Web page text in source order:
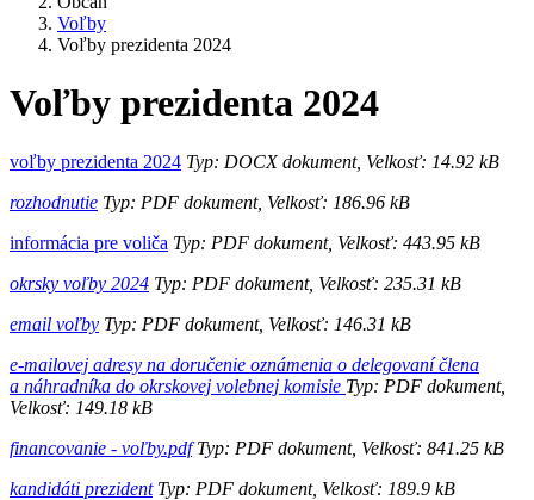
Voľby
Voľby prezidenta 2024
Voľby prezidenta 2024
voľby prezidenta 2024 Typ: DOCX dokument, Velkosť: 14.92 kB
rozhodnutie Typ: PDF dokument, Velkosť: 186.96 kB
informácia pre voliča Typ: PDF dokument, Velkosť: 443.95 kB
okrsky voľby 2024 Typ: PDF dokument, Velkosť: 235.31 kB
email voľby Typ: PDF dokument, Velkosť: 146.31 kB
e-mailovej adresy na doručenie oznámenia o delegovaní člena
a náhradníka do okrskovej volebnej komisie Typ: PDF dokument,
Velkosť: 149.18 kB
financovanie - voľby.pdfTyp: PDF dokument, Velkosť: 841.25 kB
kandidáti prezidentTyp: PDF dokument, Velkosť: 189.9 kB